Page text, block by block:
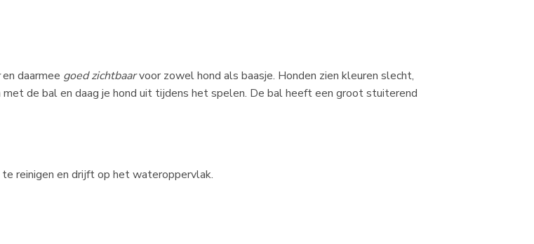
en daarmee goed zichtbaarvoor zowel hond als baasje. Honden zien kleuren slecht,
de bal en daag je hond uit tijdens het spelen. De bal heeft een groot stuiterend
reinigen en drijft op het wateroppervlak.